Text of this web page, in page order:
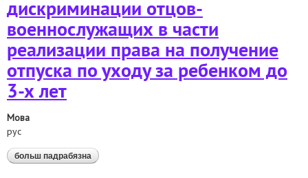
дискриминации отцов-
военнослужащих в части
реализации права на получение
отпуска по уходу за ребенком до
3-х лет
Мова
рус
больш падрабязна аб бхк обр в кс по вопросу дискриминации отцов-
военнослужащих в части реализации права на